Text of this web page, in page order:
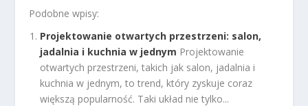
Podobne wpisy:
Projektowanie otwartych przestrzeni: salon,
jadalnia i kuchnia w jednym Projektowanie
otwartych przestrzeni, takich jak salon, jadalnia i
kuchnia w jednym, to trend, który zyskuje coraz
większą popularność. Taki układ nie tylko...